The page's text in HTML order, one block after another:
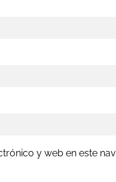
y web en este